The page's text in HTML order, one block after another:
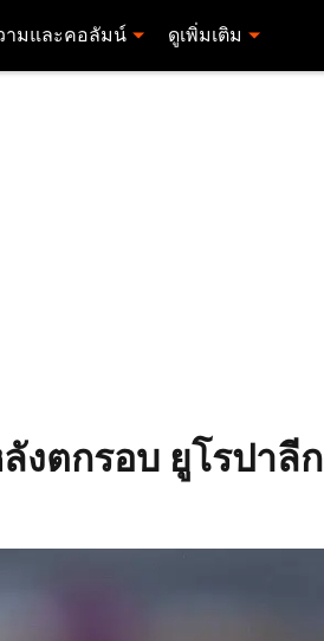
ามและคอลัมน์ ดูเพิ่มเติม
งตกรอบ ยูโรปาลีก